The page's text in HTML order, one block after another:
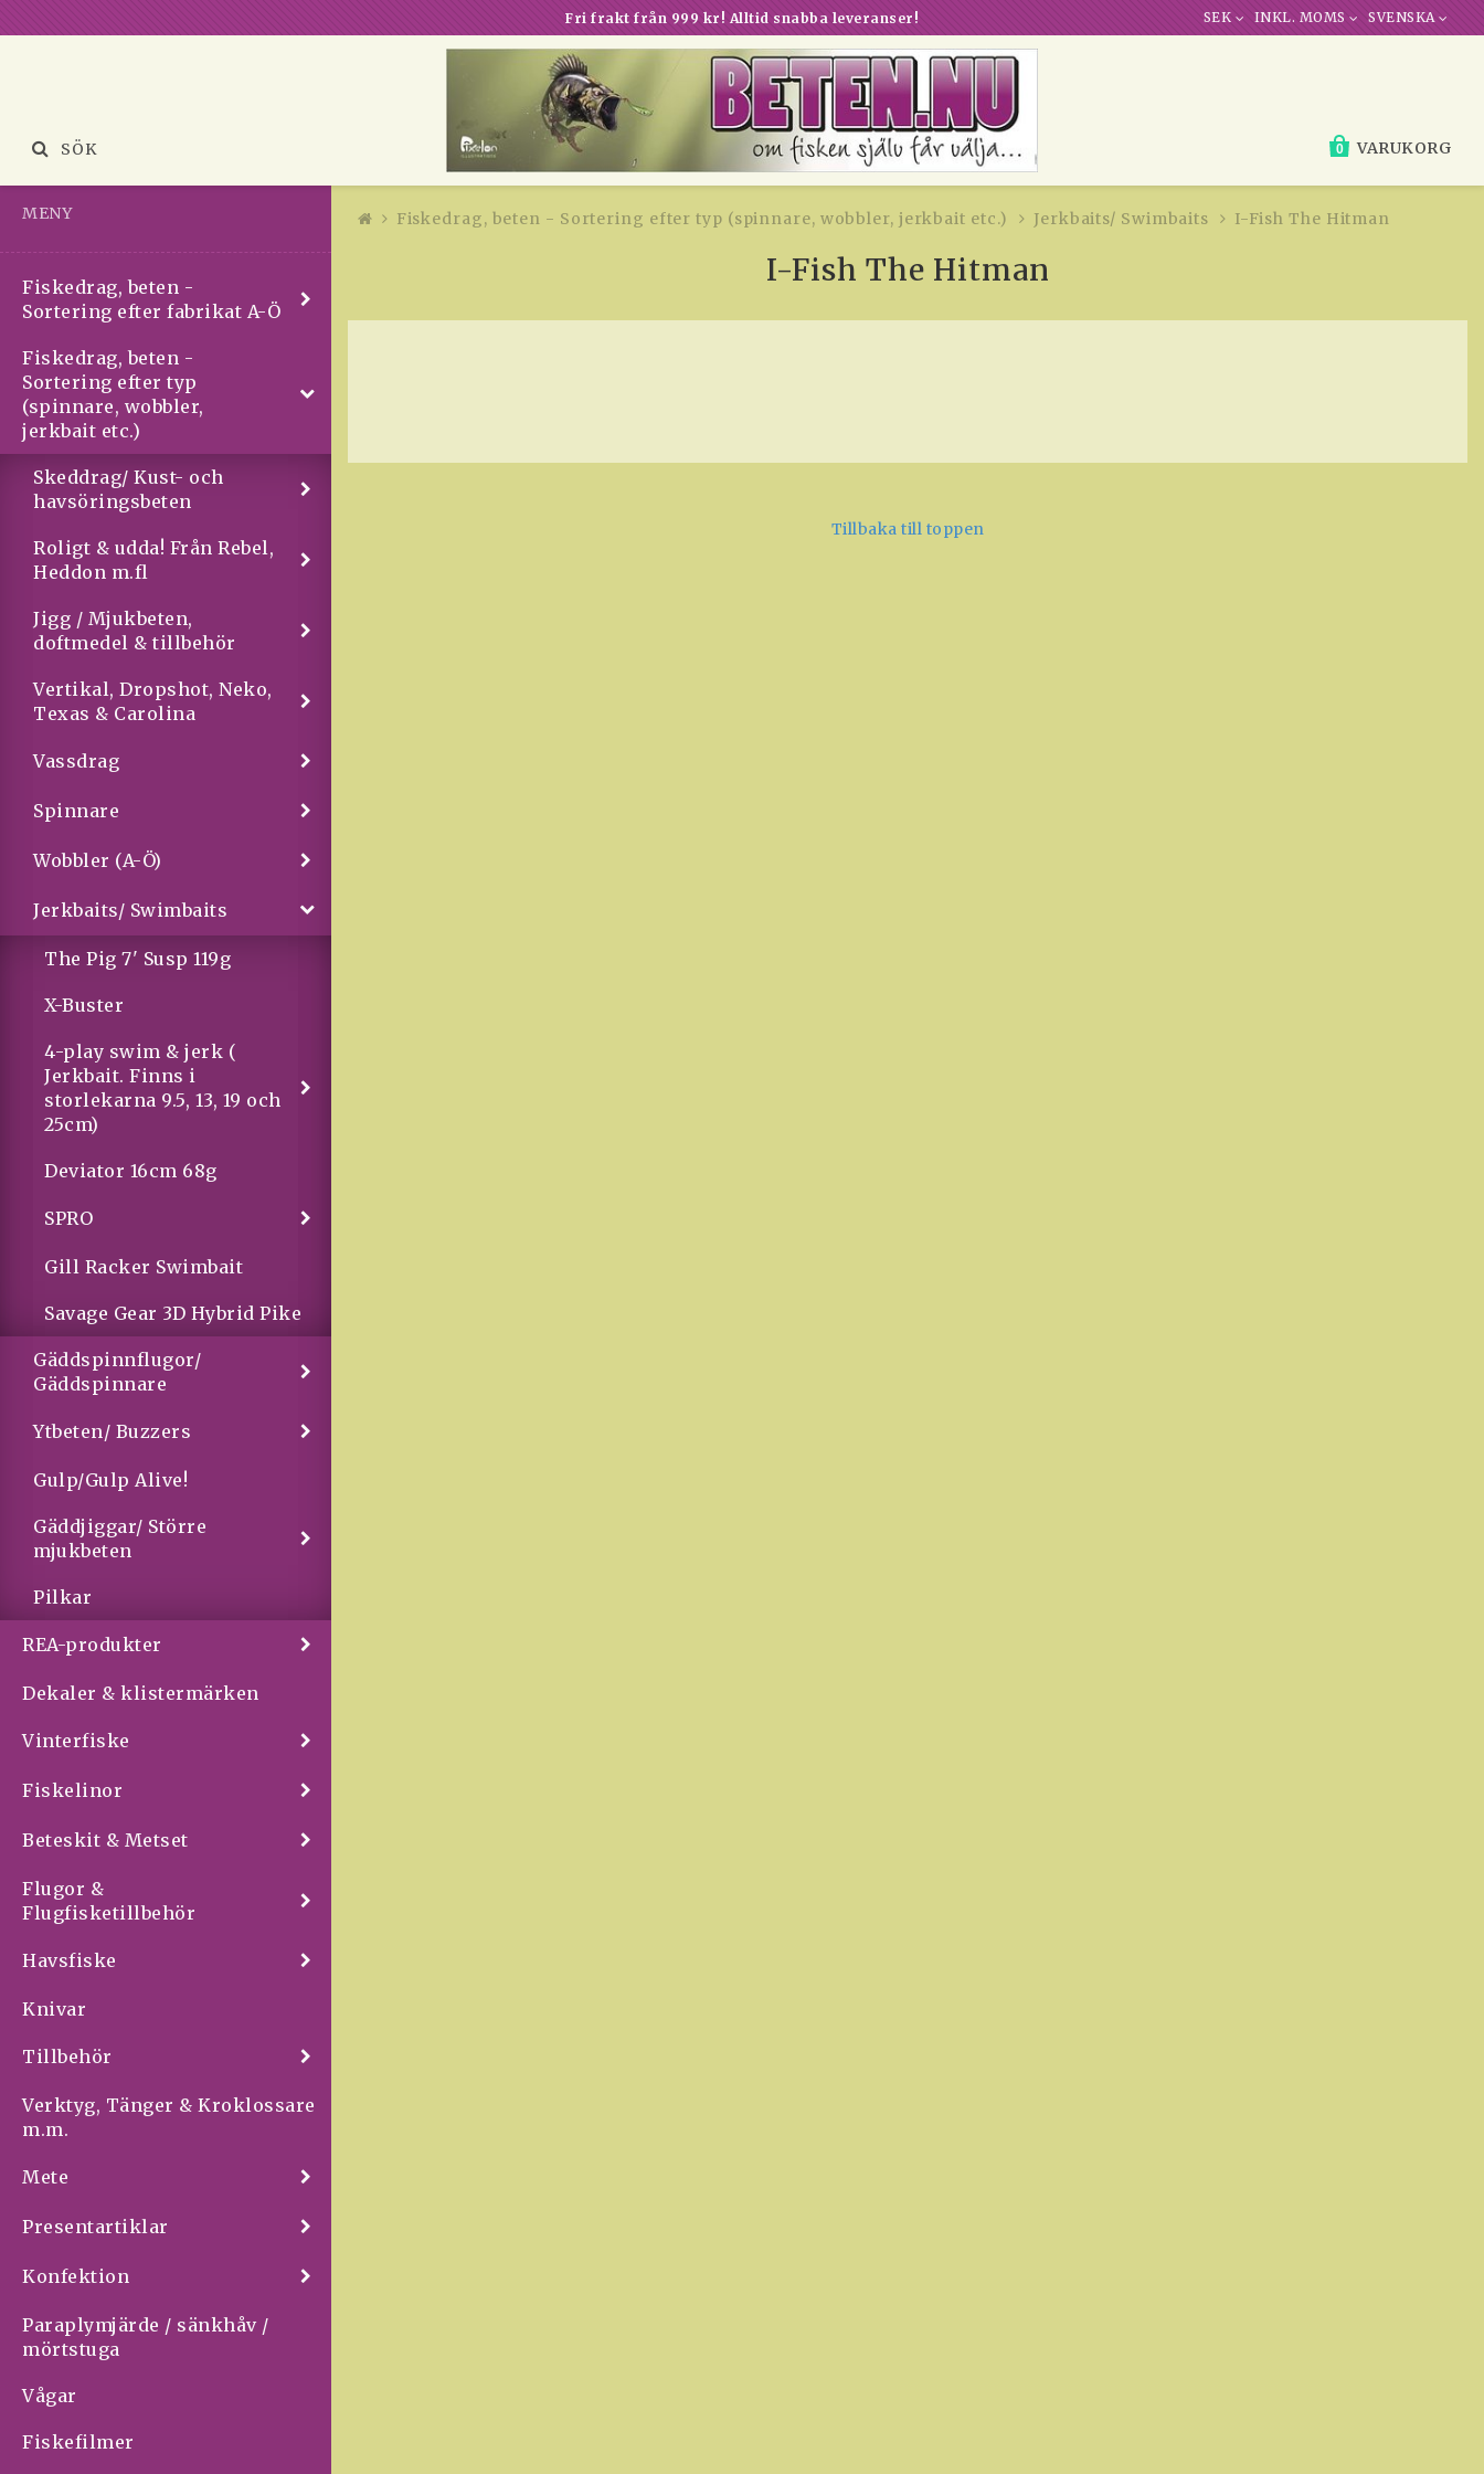
Fri frakt från 999 kr! Alltid snabba leveranser! SEK INKL. MOMS SVENSKA
VARUKORG
0
SÖK
MENY
Fiskedrag, beten -
Sortering efter fabrikat A-Ö
Fiskedrag, beten -
Sortering efter typ
(spinnare, wobbler,
jerkbait etc.)
Skeddrag/ Kust- och
havsöringsbeten
Roligt & udda! Från Rebel,
Heddon m.fl
Jigg / Mjukbeten,
doftmedel & tillbehör
Vertikal, Dropshot, Neko,
Texas & Carolina
Vassdrag
Spinnare
Wobbler (A-Ö)
Jerkbaits/ Swimbaits
The Pig 7' Susp 119g
X-Buster
4-play swim & jerk (
Jerkbait. Finns i
storlekarna 9.5, 13, 19 och
25cm)
Deviator 16cm 68g
SPRO
Gill Racker Swimbait
Savage Gear 3D Hybrid Pike
Gäddspinnflugor/
Gäddspinnare
Ytbeten/ Buzzers
Gulp/Gulp Alive!
Gäddjiggar/ Större
mjukbeten
Pilkar
REA-produkter
Dekaler & klistermärken
Vinterfiske
Fiskelinor
Beteskit & Metset
Flugor &
Flugfisketillbehör
Havsfiske
Knivar
Tillbehör
Verktyg, Tänger & Kroklossare
m.m.
Mete
Presentartiklar
Konfektion
Paraplymjärde / sänkhåv /
mörtstuga
Vågar
Fiskefilmer
Fiskedrag, beten - Sortering efter typ (spinnare, wobbler, jerkbait etc.) Jerkbaits/ Swimbaits I-Fish The Hitman
I-Fish The Hitman
Tillbaka till toppen